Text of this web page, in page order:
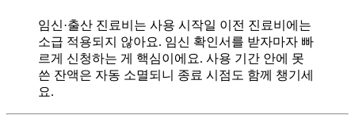
임신·출산 진료비는 사용 시작일 이전 진료비에는
소급 적용되지 않아요. 임신 확인서를 받자마자 빠
르게 신청하는 게 핵심이에요. 사용 기간 안에 못
쓴 잔액은 자동 소멸되니 종료 시점도 함께 챙기세
요.